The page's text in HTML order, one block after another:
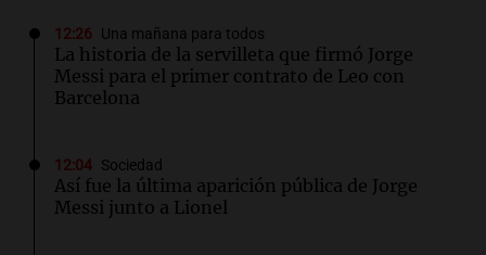
12:26 Una mañana para todos
La historia de la servilleta que firmó Jorge
Messi para el primer contrato de Leo con
Barcelona
12:04 Sociedad
Así fue la última aparición pública de Jorge
Messi junto a Lionel